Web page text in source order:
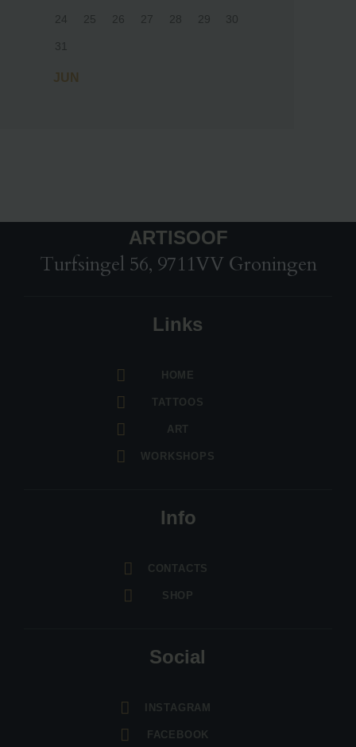
24 25 26 27 28 29 30
31
« JUN
ARTISOOF
Turfsingel 56, 9711VV Groningen
Links
HOME
TATTOOS
ART
WORKSHOPS
Info
CONTACTS
SHOP
Social
INSTAGRAM
FACEBOOK